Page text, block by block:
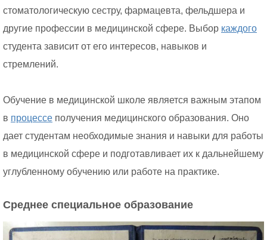
стоматологическую сестру, фармацевта, фельдшера и
другие профессии в медицинской сфере. Выбор каждого
студента зависит от его интересов, навыков и
стремлений.
Обучение в медицинской школе является важным этапом
в процессе получения медицинского образования. Оно
дает студентам необходимые знания и навыки для работы
в медицинской сфере и подготавливает их к дальнейшему
углубленному обучению или работе на практике.
Среднее специальное образование